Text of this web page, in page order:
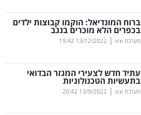
ברוח המונדיאל: הוקמו קבוצות ילדים
בכפרים הלא מוכרים בנגב
מערכת ice |
13/12/2022
19:42
עתיד חדש לצעירי המגזר הבדואי
בתעשיות הטכנולוגיות
מערכת ice |
13/9/2022
20:42